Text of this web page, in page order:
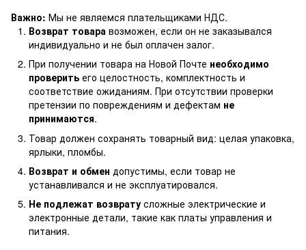
Важно: Мы не являемся плательщиками НДС.
Возврат товара возможен, если он не заказывался
индивидуально и не был оплачен залог.
При получении товара на Новой Почте необходимо
проверить его целостность, комплектность и
соответствие ожиданиям. При отсутствии проверки
претензии по повреждениям и дефектам не
принимаются.
Товар должен сохранять товарный вид: целая упаковка,
ярлыки, пломбы.
Возврат и обмен допустимы, если товар не
устанавливался и не эксплуатировался.
Не подлежат возврату сложные электрические и
электронные детали, такие как платы управления и
питания.